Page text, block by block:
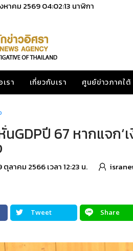
าคม 256904:02:15 นาฬิกา
รา เกี่ยวกับเรา ศูนย์ข่าวภาคใต้
นGDPปี 67 หากแจก
ลาคม 2566 เวลา 12:23 น.
Tweet Share